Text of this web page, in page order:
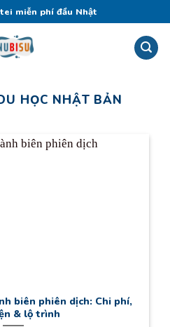
miễn phí đầu Nhật
HỌC NHẬT BẢN
biên phiên dịch: Chi phí,
& lộ trình